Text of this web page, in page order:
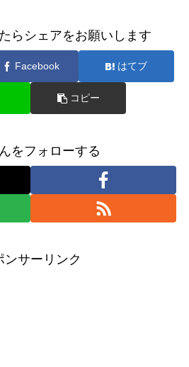
らシェアをお願いします
Facebook はてブ
コピー
をフォローする
ンサーリンク